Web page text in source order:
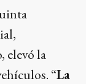
elevó la
“La